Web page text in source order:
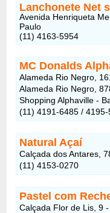
Lanchonete Net
Avenida Henriqueta
Paulo
(11) 4163-5954
MC Donalds
Alameda Rio Negro,
Alameda Rio Negro,
Shopping Alphaville -
(11) 4191-6485 /
Natural Açaí
Calçada dos Antares,
(11) 4153-0270
Pastel com
Calçada Flor de Lis, 9